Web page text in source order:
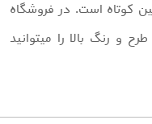
کوتاه است. در فروشگاه
و رنگ بالا را میتوانید